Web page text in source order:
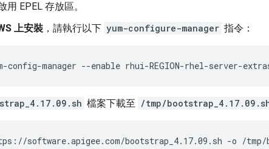
用 EPEL 存放區。
上安裝 ，請執行以下 yum-configure-manager 指令：
config-manager --enable rhui-REGION-rhel-server-
檔案下載至 /tmp/
software.apigee.com/bootstrap_4.17.09.sh -o /tmp/